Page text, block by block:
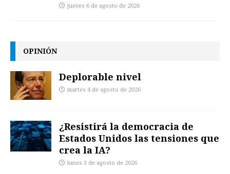
jueves 6 de agosto de 2026
OPINIÓN
Deplorable nivel
martes 4 de agosto de 2026
¿Resistirá la democracia de
Estados Unidos las tensiones que
crea la IA?
lunes 3 de agosto de 2026